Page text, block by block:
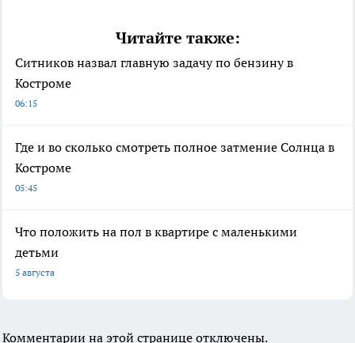
Читайте также:
Ситников назвал главную задачу по бензину в
Костроме
06:15
Где и во сколько смотреть полное затмение Солнца в
Костроме
05:45
Что положить на пол в квартире с маленькими
детьми
5 августа
Комментарии на этой странице отключены.